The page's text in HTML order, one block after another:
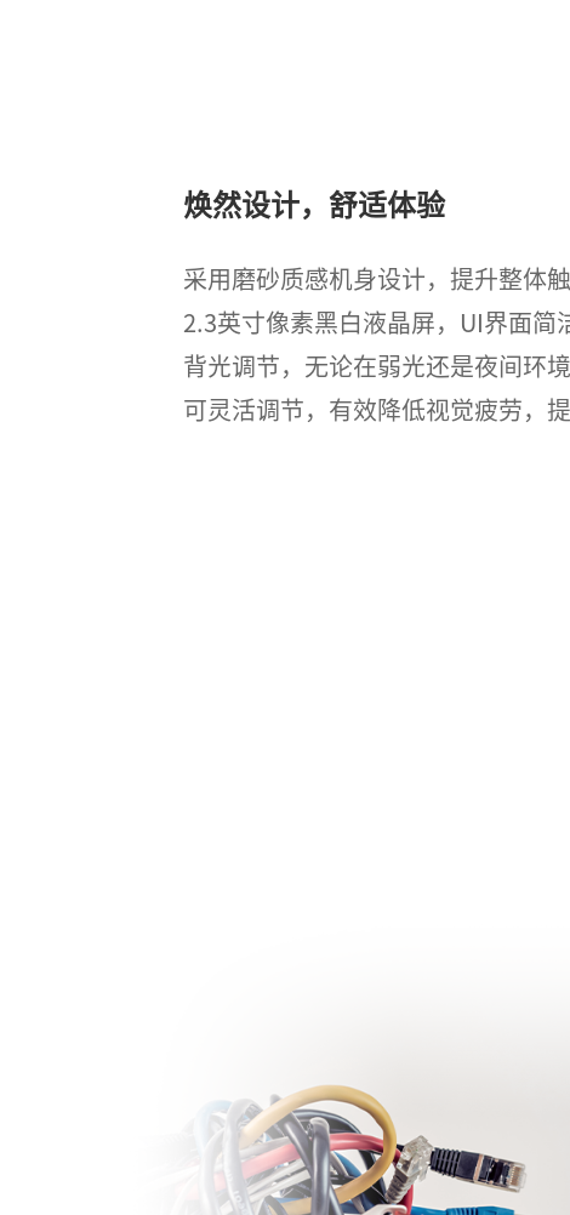
焕然设计，舒适体验
采用磨砂质感机身设计，提升整体
2.3英寸像素黑白液晶屏，UI界面简
背光调节，无论在弱光还是夜间环
可灵活调节，有效降低视觉疲劳，